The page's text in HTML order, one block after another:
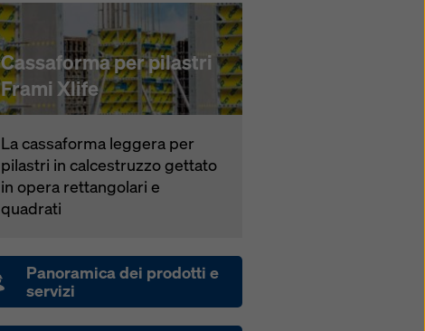
Cassaforma per pilastri
Frami Xlife
La cas­saforma leggera per
pilastri in calcestruzzo gettato
in opera rettangolari e
quadrati
Panoramica dei prodotti e
servizi